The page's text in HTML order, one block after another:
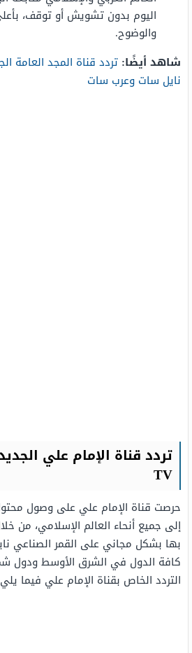
اليوم بدون تشويش أو توقف،
والوضوح.
شاهد أيضًا:
نايل سات وعرب سات
تردد قناة الإمام علي الجديد
TV
حرصت قناة الإمام علي على وصول
إلى جميع أنحاء العالم الإسلامي، من
بها بشكل مجاني على القمر الصناعي
كافة الدول في الشرق الأوسط ودول
التردد الخاص بقناة الإمام علي فيما